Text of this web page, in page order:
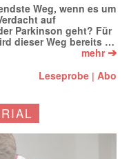
Weg, wenn es um
auf
Parkinson geht? Für
dieser Weg bereits …
mehr➔
Leseprobe |Abo